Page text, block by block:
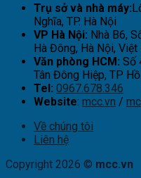
Trụ sở và nhà máy:
Nghĩa, TP. Hà Nội
VP Hà Nội: Nhà B6,
Hà Đông, Hà Nội, Việt
Văn phòng HCM: Số
Tân Đông Hiệp, TP
Tel: 0967.678.346
Website: mcc.vn /
Về chúng tôi
Liên hệ
Copyright 2026 © mcc.vn